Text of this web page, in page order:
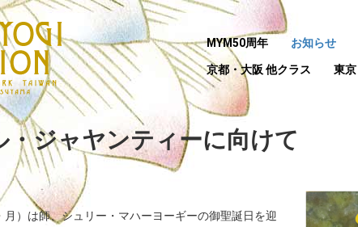
MYM50周年 お知らせ
京都・大阪 他クラス 東京
・ジャヤンティーに向けて
）は師、シュリー・マハーヨーギーの御聖誕日を迎